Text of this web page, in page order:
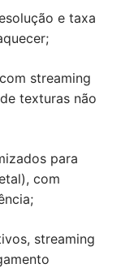
e taxa
streaming
texturas não
para
com
streaming